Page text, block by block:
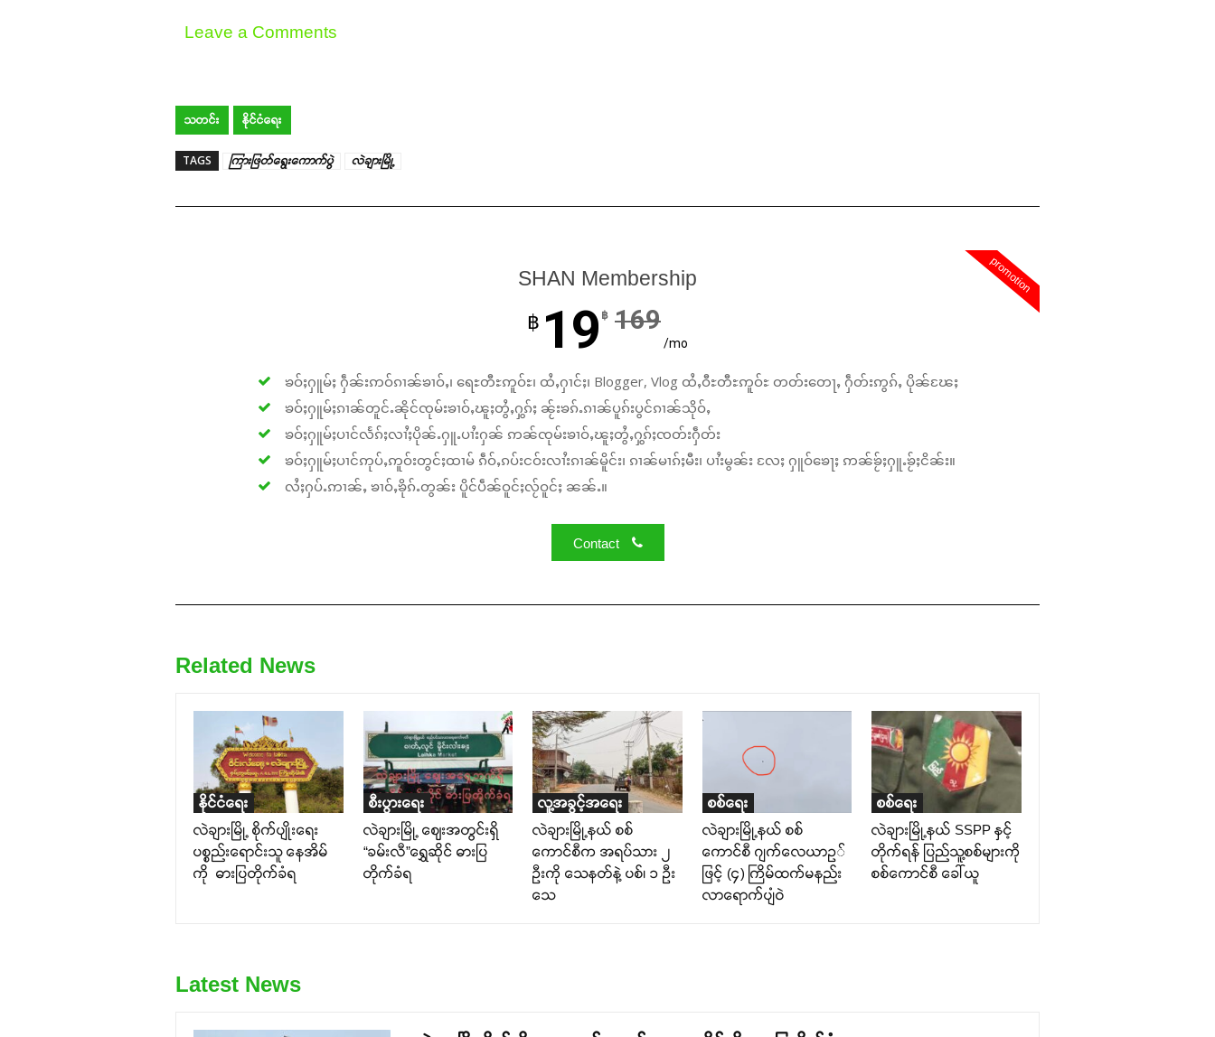
Leave a Comments
သတင်း နိုင်ငံရေး
TAGS ကြားဖြတ်ရွေးကောက်ပွဲ လဲချားမြို့
promotion
SHAN Membership
฿ 19 ฿ 169
/mo
ၶဝ်ႈႁူမ်ႈ ႁဵၼ်းဢဝ်ၵၢၼ်ၶၢဝ်ႇ၊ ရေႊတီႊဢူဝ်ႊ၊ ထႆႇႁၢင်ႈ၊ Blogger, Vlog ထႆႇဝီႊတီႊဢူဝ်ႊ တတ်းတေႃႇ ႁဵတ်းဢွၵ်ႇ ပိုၼ်ၽႄႈ
ၶဝ်ႈႁူမ်ႈၵၢၼ်တူင်ႉၼိုင်ၸုမ်းၶၢဝ်ႇၽူႈတွႆႇႁွၵ်ႈ ၼႂ်းၶၵ်ႉၵၢၼ်ပူၵ်းပွင်ၵၢၼ်သိုဝ်ႇ
ၶဝ်ႈႁူမ်ႈပၢင်လႅၵ်ႈလၢႆႈပိုၼ်ႉႁူႉပၢႆးႁၼ် ဢၼ်ၸုမ်းၶၢဝ်ႇၽူႈတွႆႇႁွၵ်ႈၸတ်းႁဵတ်း
ၶဝ်ႈႁူမ်ႈပၢင်ဢုပ်ႇဢူဝ်းတွင်ႈထၢမ် ၵဵဝ်ႇၵပ်းငဝ်းလၢႆးၵၢၼ်မိူင်း၊ ၵၢၼ်မၢၵ်ႈမီး၊ ပၢႆးမွၼ်း လႄႈ ႁူဝ်ၶေႃႈ ဢၼ်ၶႂ်ႈႁူႉၶႂ်ႈငိၼ်း။
လႆႈႁပ်ႉဢၢၼ်ႇ ၶၢဝ်ႇၶိုၵ်ႉတွၼ်း ပိူင်ပဵၼ်ဝူင်ႈလႂ်ဝူင်ႈ ၼၼ်ႉ။
Contact
Related News
နိုင်ငံရေး
လဲချားမြို့ စိုက်ပျိုးရေး
ပစ္စည်းရောင်းသူ နေအိမ်
ကို ဓားပြတိုက်ခံရ
စီးပွားရေး
လဲချားမြို့ ဈေးအတွင်းရှိ
“ခမ်းလီ”ရွှေဆိုင် ဓားပြ
တိုက်ခံရ
လူ့အခွင့်အရေး
လဲချားမြို့နယ် စစ်
ကောင်စီက အရပ်သား ၂
ဦးကို သေနတ်နဲ့ ပစ်၊ ၁ ဦး
သေ
စစ်ရေး
လဲချားမြို့နယ် စစ်
ကောင်စီ ဂျက်လေယာဥ်
ဖြင့် (၄) ကြိမ်ထက်မနည်း
လာရောက်ပျံဝဲ
စစ်ရေး
လဲချားမြို့နယ် SSPP နှင့်
တိုက်ရန် ပြည်သူ့စစ်များကို
စစ်ကောင်စီ ခေါ်ယူ
Latest News